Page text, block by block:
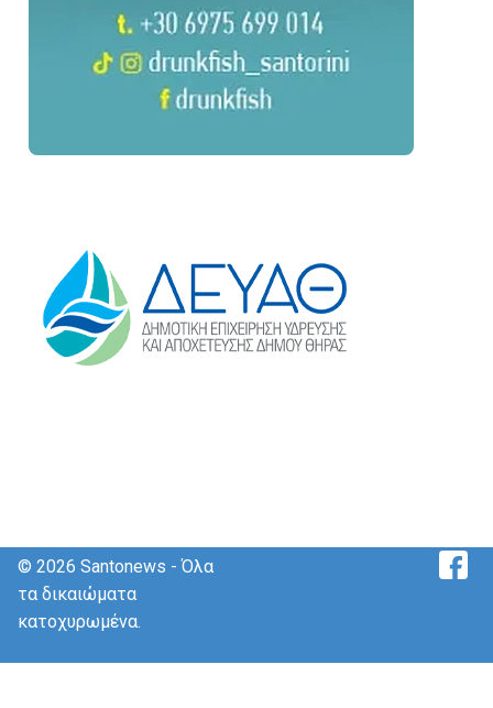
© 2026 Santonews - Όλα
τα δικαιώματα
κατοχυρωμένα.